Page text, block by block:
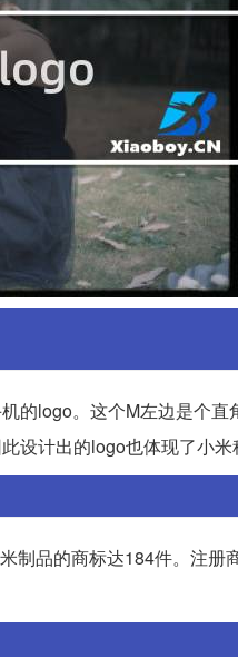
的logo。这个M左边是个
设计出的logo也体现了小米
制品的商标达184件。注